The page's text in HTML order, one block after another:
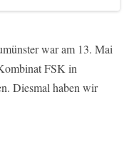
war am 13. Mai
FSK in
Diesmal haben wir